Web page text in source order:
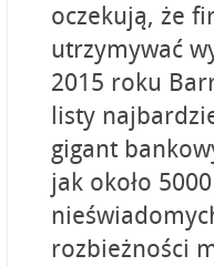
oczekują, że
utrzymywać
2015 roku
listy
gigant
jak około
rozbieżności